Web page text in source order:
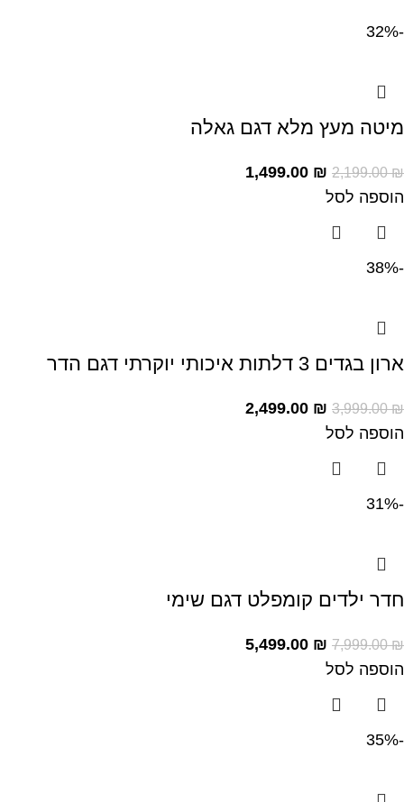
-32%
מיטה מעץ מלא דגם גאלה
2,199.00₪
1,499.00 ₪
הוספה לסל
-38%
ארון בגדים 3 דלתות איכותי יוקרתי דגם הדר
3,999.00₪
2,499.00 ₪
הוספה לסל
-31%
חדר ילדים קומפלט דגם שימי
7,999.00₪
5,499.00 ₪
הוספה לסל
-35%